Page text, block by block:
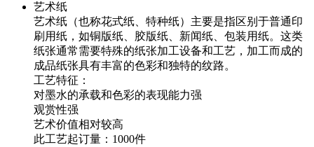
艺术纸
艺术纸（也称花式纸、特种纸）主要是指区别于普通印
刷用纸，如铜版纸、胶版纸、新闻纸、包装用纸。这类
纸张通常需要特殊的纸张加工设备和工艺，加工而成的
成品纸张具有丰富的色彩和独特的纹路。
工艺特征：
对墨水的承载和色彩的表现能力强
观赏性强
艺术价值相对较高
此工艺起订量：1000件